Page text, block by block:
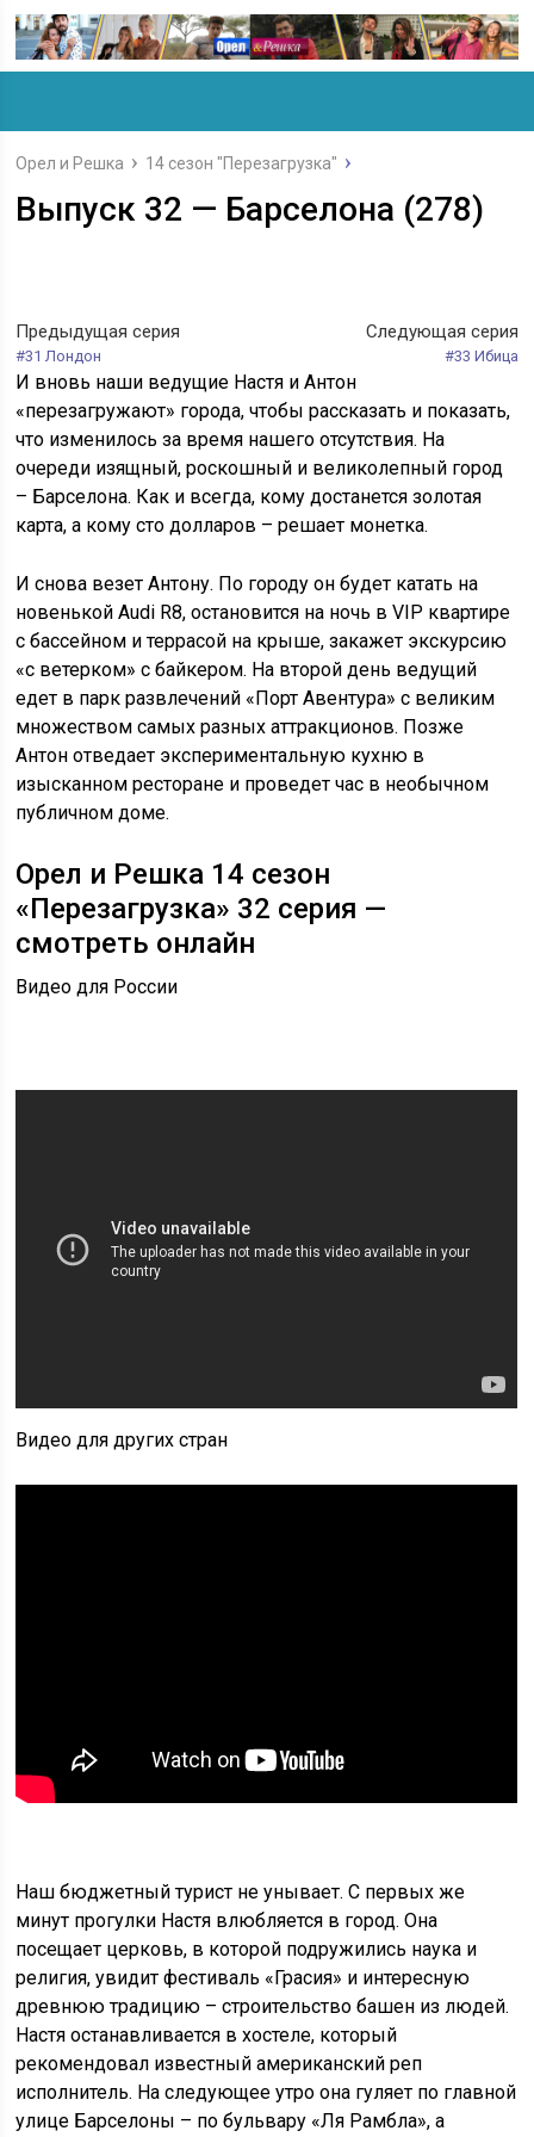
Орел и Решка 14 сезон "Перезагрузка"
Выпуск 32 — Барселона (278)
Предыдущая серия
#31 Лондон
Следующая серия
#33 Ибица
И вновь наши ведущие Настя и Антон
«перезагружают» города, чтобы рассказать и показать,
что изменилось за время нашего отсутствия. На
очереди изящный, роскошный и великолепный город
– Барселона. Как и всегда, кому достанется золотая
карта, а кому сто долларов – решает монетка.
И снова везет Антону. По городу он будет катать на
новенькой Audi R8, остановится на ночь в VIP квартире
с бассейном и террасой на крыше, закажет экскурсию
«с ветерком» с байкером. На второй день ведущий
едет в парк развлечений «Порт Авентура» с великим
множеством самых разных аттракционов. Позже
Антон отведает экспериментальную кухню в
изысканном ресторане и проведет час в необычном
публичном доме.
Орел и Решка 14 сезон
«Перезагрузка» 32 серия —
смотреть онлайн
Видео для России
Видео для других стран
Наш бюджетный турист не унывает. С первых же
минут прогулки Настя влюбляется в город. Она
посещает церковь, в которой подружились наука и
религия, увидит фестиваль «Грасия» и интересную
древнюю традицию – строительство башен из людей.
Настя останавливается в хостеле, который
рекомендовал известный американский реп
исполнитель. На следующее утро она гуляет по главной
улице Барселоны – по бульвару «Ля Рамбла», а